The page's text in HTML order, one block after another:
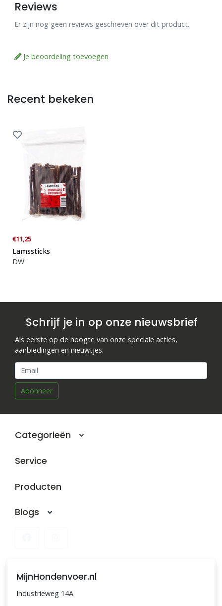
Reviews
Er zijn nog geen reviews geschreven over dit product.
Je beoordeling toevoegen
Recent bekeken
€11,25
Lamssticks
DW
Schrijf je in op onze nieuwsbrief
Als eerste op de hoogte van onze speciale acties,
aanbiedingen en nieuwtjes.
Abonneer
Categorieën
Service
Producten
Blogs
MijnHondenvoer.nl
Industrieweg 14A